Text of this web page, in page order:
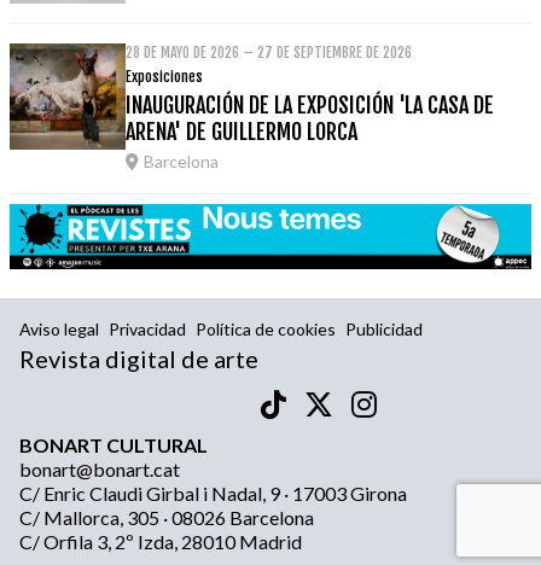
28 DE MAYO DE 2026 – 27 DE SEPTIEMBRE DE 2026
Exposiciones
INAUGURACIÓN DE LA EXPOSICIÓN 'LA CASA DE
ARENA' DE GUILLERMO LORCA
Barcelona
Aviso legal Privacidad Política de cookies Publicidad
Revista digital de arte
BONART CULTURAL
bonart@bonart.cat
C/ Enric Claudi Girbal i Nadal, 9 · 17003 Girona
C/ Mallorca, 305 · 08026 Barcelona
C/ Orfila 3, 2º Izda, 28010 Madrid